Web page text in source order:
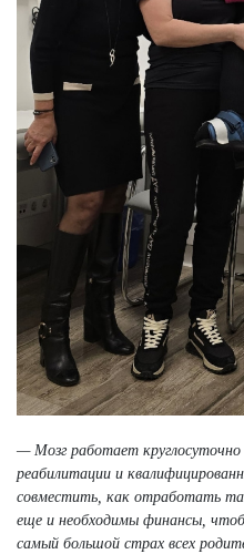
— Мозг работает
реабилитации и
совместить, как отработать
еще и необходимы финансы,
самый большой страх всех